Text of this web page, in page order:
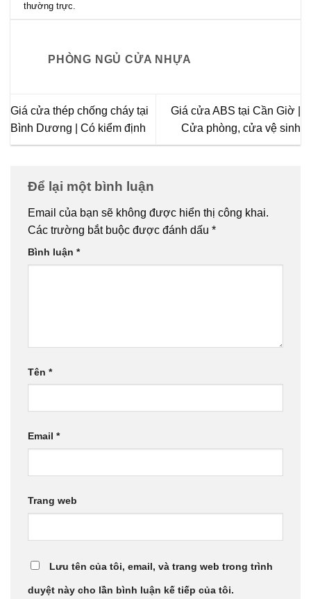
thường trực.
PHÒNG NGỦ CỬA NHỰA
Giá cửa thép chống cháy tại
Bình Dương | Có kiểm định
Giá cửa ABS tại Cần Giờ |
Cửa phòng, cửa vệ sinh
Để lại một bình luận
Email của bạn sẽ không được hiển thị công khai.
Các trường bắt buộc được đánh dấu *
Bình luận *
Tên *
Email *
Trang web
Lưu tên của tôi, email, và trang web trong trình
duyệt này cho lần bình luận kế tiếp của tôi.